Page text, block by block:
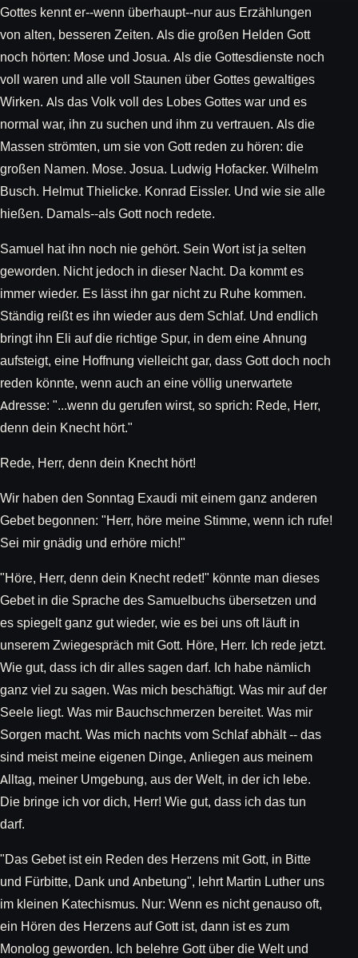
Gottes kennt er--wenn überhaupt--nur aus Erzählungen
von alten, besseren Zeiten. Als die großen Helden Gott
noch hörten: Mose und Josua. Als die Gottesdienste noch
voll waren und alle voll Staunen über Gottes gewaltiges
Wirken. Als das Volk voll des Lobes Gottes war und es
normal war, ihn zu suchen und ihm zu vertrauen. Als die
Massen strömten, um sie von Gott reden zu hören: die
großen Namen. Mose. Josua. Ludwig Hofacker. Wilhelm
Busch. Helmut Thielicke. Konrad Eissler. Und wie sie alle
hießen. Damals--als Gott noch redete.
Samuel hat ihn noch nie gehört. Sein Wort ist ja selten
geworden. Nicht jedoch in dieser Nacht. Da kommt es
immer wieder. Es lässt ihn gar nicht zu Ruhe kommen.
Ständig reißt es ihn wieder aus dem Schlaf. Und endlich
bringt ihn Eli auf die richtige Spur, in dem eine Ahnung
aufsteigt, eine Hoffnung vielleicht gar, dass Gott doch noch
reden könnte, wenn auch an eine völlig unerwartete
Adresse: "...wenn du gerufen wirst, so sprich: Rede, Herr,
denn dein Knecht hört."
Rede, Herr, denn dein Knecht hört!
Wir haben den Sonntag Exaudi mit einem ganz anderen
Gebet begonnen: "Herr, höre meine Stimme, wenn ich rufe!
Sei mir gnädig und erhöre mich!"
"Höre, Herr, denn dein Knecht redet!" könnte man dieses
Gebet in die Sprache des Samuelbuchs übersetzen und
es spiegelt ganz gut wieder, wie es bei uns oft läuft in
unserem Zwiegespräch mit Gott. Höre, Herr. Ich rede jetzt.
Wie gut, dass ich dir alles sagen darf. Ich habe nämlich
ganz viel zu sagen. Was mich beschäftigt. Was mir auf der
Seele liegt. Was mir Bauchschmerzen bereitet. Was mir
Sorgen macht. Was mich nachts vom Schlaf abhält -- das
sind meist meine eigenen Dinge, Anliegen aus meinem
Alltag, meiner Umgebung, aus der Welt, in der ich lebe.
Die bringe ich vor dich, Herr! Wie gut, dass ich das tun
darf.
"Das Gebet ist ein Reden des Herzens mit Gott, in Bitte
und Fürbitte, Dank und Anbetung", lehrt Martin Luther uns
im kleinen Katechismus. Nur: Wenn es nicht genauso oft,
ein Hören des Herzens auf Gott ist, dann ist es zum
Monolog geworden. Ich belehre Gott über die Welt und